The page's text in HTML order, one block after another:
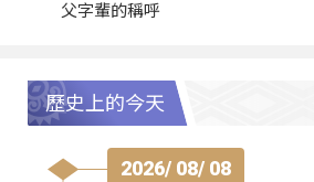
父字輩的稱呼
歷史上的今天
2026/ 08/ 08